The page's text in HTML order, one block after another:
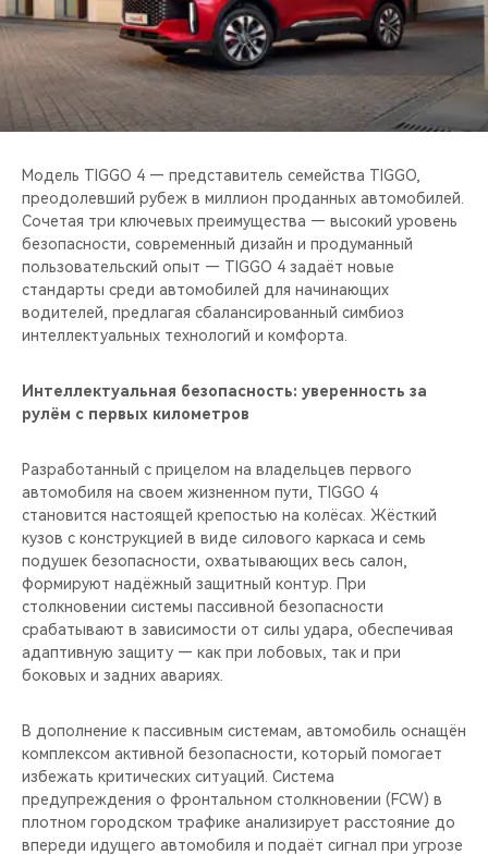
CHERY И СПОРТ
НАШИ МЕРОПРИЯТИЯ
ВИДЕООБЗОРЫ
CHERY ДЛЯ ДЕТЕЙ
Модель TIGGO 4 — представитель семейства TIGGO,
преодолевший рубеж в миллион проданных автомобилей.
Сочетая три ключевых преимущества — высокий уровень
безопасности, современный дизайн и продуманный
пользовательский опыт — TIGGO 4 задаёт новые
стандарты среди автомобилей для начинающих
водителей, предлагая сбалансированный симбиоз
интеллектуальных технологий и комфорта.
Интеллектуальная безопасность: уверенность за
рулём с первых километров
Разработанный с прицелом на владельцев первого
автомобиля на своем жизненном пути, TIGGO 4
становится настоящей крепостью на колёсах. Жёсткий
кузов с конструкцией в виде силового каркаса и семь
подушек безопасности, охватывающих весь салон,
формируют надёжный защитный контур. При
столкновении системы пассивной безопасности
срабатывают в зависимости от силы удара, обеспечивая
адаптивную защиту — как при лобовых, так и при
боковых и задних авариях.
В дополнение к пассивным системам, автомобиль оснащён
комплексом активной безопасности, который помогает
избежать критических ситуаций. Система
предупреждения о фронтальном столкновении (FCW) в
плотном городском трафике анализирует расстояние до
впереди идущего автомобиля и подаёт сигнал при угрозе